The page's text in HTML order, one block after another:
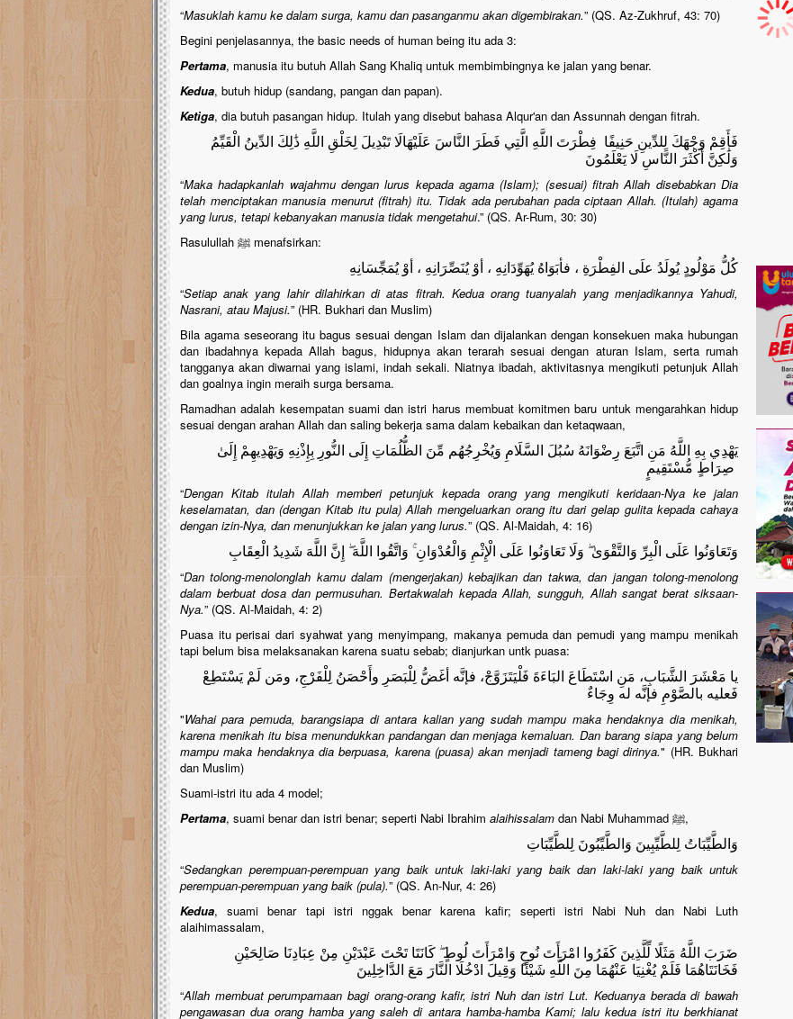
“Masuklah kamu ke dalam surga, kamu dan pasanganmu akan digembirakan.” (QS. Az-Zukhruf, 43: 70)
Begini penjelasannya, the basic needs of human being itu ada 3:
Pertama, manusia itu butuh Allah Sang Khaliq untuk membimbingnya ke jalan yang benar.
Kedua, butuh hidup (sandang, pangan dan papan).
Ketiga, dia butuh pasangan hidup. Itulah yang disebut bahasa Alqur'an dan Assunnah dengan fitrah.
فَأَقِمْ وَجْهَكَ لِلدِّينِ حَنِيفًا فِطْرَتَ اللَّهِ الَّتِي فَطَرَ النَّاسَ عَلَيْهَالَا تَبْدِيلَ لِخَلْقِ اللَّهِ ذَٰلِكَ الدِّينُ الْقَيِّمُ
وَلَٰكِنَّ أَكْثَرَ النَّاسِ لَا يَعْلَمُونَ
“Maka hadapkanlah wajahmu dengan lurus kepada agama (Islam); (sesuai) fitrah Allah disebabkan Dia
telah menciptakan manusia menurut (fitrah) itu. Tidak ada perubahan pada ciptaan Allah. (Itulah) agama
yang lurus, tetapi kebanyakan manusia tidak mengetahui.” (QS. Ar-Rum, 30: 30)
Rasulullah ﷺ menafsirkan:
كُلُّ مَوْلُودٍ يُولَدُ علَى الفِطْرَةِ ، فأبَوَاهُ يُهَوِّدَانِهِ ، أوْ يُنَصِّرَانِهِ ، أوْ يُمَجِّسَانِهِ
“Setiap anak yang lahir dilahirkan di atas fitrah. Kedua orang tuanyalah yang menjadikannya Yahudi,
Nasrani, atau Majusi.” (HR. Bukhari dan Muslim)
Bila agama seseorang itu bagus sesuai dengan Islam dan dijalankan dengan konsekuen maka hubungan
dan ibadahnya kepada Allah bagus, hidupnya akan terarah sesuai dengan aturan Islam, serta rumah
tangganya akan diwarnai yang islami, indah sekali. Niatnya ibadah, aktivitasnya mengikuti petunjuk Allah
dan goalnya ingin meraih surga bersama.
Ramadhan adalah kesempatan suami dan istri harus membuat komitmen baru untuk mengarahkan hidup
sesuai dengan arahan Allah dan saling bekerja sama dalam kebaikan dan ketaqwaan,
يَهْدِي بِهِ اللَّهُ مَنِ اتَّبَعَ رِضْوَانَهُ سُبُلَ السَّلَامِ وَيُخْرِجُهُم مِّنَ الظُّلُمَاتِ إِلَى النُّورِ بِإِذْنِهِ وَيَهْدِيهِمْ إِلَىٰ
“Dengan Kitab itulah Allah memberi petunjuk kepada orang yang mengikuti keridaan-Nya ke jalan
keselamatan, dan (dengan Kitab itu pula) Allah mengeluarkan orang itu dari gelap gulita kepada cahaya
dengan izin-Nya, dan menunjukkan ke jalan yang lurus.” (QS. Al-Maidah, 4: 16)
وَتَعَاوَنُوا عَلَى الْبِرِّ وَالتَّقْوَىٰ ۖ وَلَا تَعَاوَنُوا عَلَى الْإِثْمِ وَالْعُدْوَانِ ۚ وَاتَّقُوا اللَّهَ ۖ إِنَّ اللَّهَ شَدِيدُ الْعِقَابِ
“Dan tolong-menolonglah kamu dalam (mengerjakan) kebajikan dan takwa, dan jangan tolong-menolong
dalam berbuat dosa dan permusuhan. Bertakwalah kepada Allah, sungguh, Allah sangat berat siksaan-
Nya.” (QS. Al-Maidah, 4: 2)
Puasa itu perisai dari syahwat yang menyimpang, makanya pemuda dan pemudi yang mampu menikah
tapi belum bisa melaksanakan karena suatu sebab; dianjurkan untk puasa:
يا مَعْشَرَ الشَّبَابِ، مَنِ اسْتَطَاعَ البَاءَةَ فَلْيَتَزَوَّجْ، فإنَّه أغَضُّ لِلْبَصَرِ وأَحْصَنُ لِلْفَرْجِ، ومَن لَمْ يَسْتَطِعْ
فَعليه بالصَّوْمِ فإنَّه له وِجَاءٌ
"Wahai para pemuda, barangsiapa di antara kalian yang sudah mampu maka hendaknya dia menikah,
karena menikah itu bisa menundukkan pandangan dan menjaga kemaluan. Dan barang siapa yang belum
mampu maka hendaknya dia berpuasa, karena (puasa) akan menjadi tameng bagi dirinya." (HR. Bukhari
dan Muslim)
Suami-istri itu ada 4 model;
Pertama, suami benar dan istri benar; seperti Nabi Ibrahim alaihissalam dan Nabi Muhammad ﷺ,
وَالطَّيِّبَاتُ لِلطَّيِّبِينَ وَالطَّيِّبُونَ لِلطَّيِّبَاتِ
“Sedangkan perempuan-perempuan yang baik untuk laki-laki yang baik dan laki-laki yang baik untuk
perempuan-perempuan yang baik (pula).” (QS. An-Nur, 4: 26)
Kedua, suami benar tapi istri nggak benar karena kafir; seperti istri Nabi Nuh dan Nabi Luth
alaihimassalam,
ضَرَبَ اللَّهُ مَثَلًا لِّلَّذِينَ كَفَرُوا امْرَأَتَ نُوحٍ وَامْرَأَتَ لُوطٍ ۖ كَانَتَا تَحْتَ عَبْدَيْنِ مِنْ عِبَادِنَا صَالِحَيْنِ
فَخَانَتَاهُمَا فَلَمْ يُغْنِيَا عَنْهُمَا مِنَ اللَّهِ شَيْئًا وَقِيلَ ادْخُلَا النَّارَ مَعَ الدَّاخِلِينَ
“Allah membuat perumpamaan bagi orang-orang kafir, istri Nuh dan istri Lut. Keduanya berada di bawah
pengawasan dua orang hamba yang saleh di antara hamba-hamba Kami; lalu kedua istri itu berkhianat